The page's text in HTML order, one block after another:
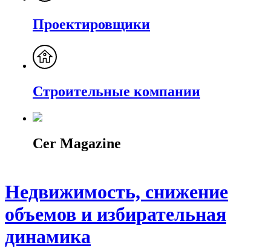
Проектировщики
Строительные компании
Cer Magazine
Недвижимость, снижение
объемов и избирательная
динамика